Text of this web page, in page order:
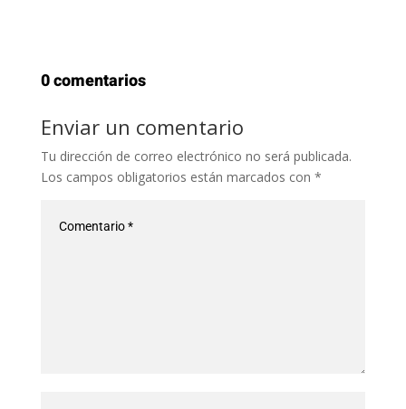
0 comentarios
Enviar un comentario
Tu dirección de correo electrónico no será publicada.
Los campos obligatorios están marcados con *